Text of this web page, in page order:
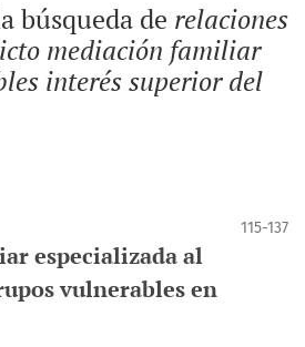
búsqueda de relaciones
mediación familiar
interés superior del
115-137
especializada al
vulnerables en